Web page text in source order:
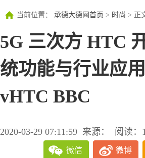
当前位置： 承德大德网首页 > 时尚 > 正
5G 三次方 HTC
统功能与行业应
vHTC BBC
2020-03-29 07:11:59 来源： 阅读：
微信 微博